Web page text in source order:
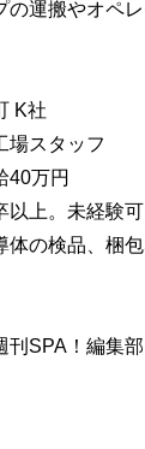
の運搬やオペ
K社
場スタッフ
40万円
以上。未経験可
体の検品、梱
刊SPA！編集部